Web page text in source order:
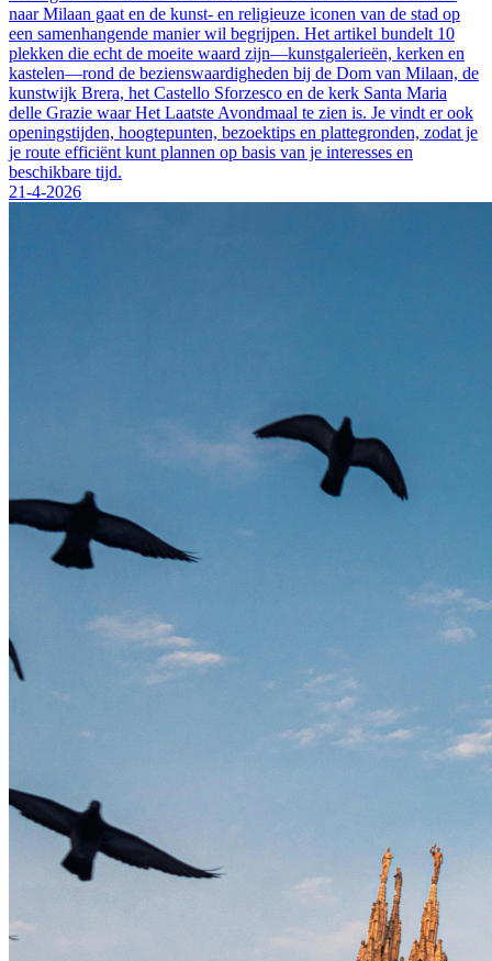
naar Milaan gaat en de kunst- en religieuze iconen van de stad op
een samenhangende manier wil begrijpen. Het artikel bundelt 10
plekken die echt de moeite waard zijn—kunstgalerieën, kerken en
kastelen—rond de bezienswaardigheden bij de Dom van Milaan, de
kunstwijk Brera, het Castello Sforzesco en de kerk Santa Maria
delle Grazie waar Het Laatste Avondmaal te zien is. Je vindt er ook
openingstijden, hoogtepunten, bezoektips en plattegronden, zodat je
je route efficiënt kunt plannen op basis van je interesses en
beschikbare tijd.
21-4-2026